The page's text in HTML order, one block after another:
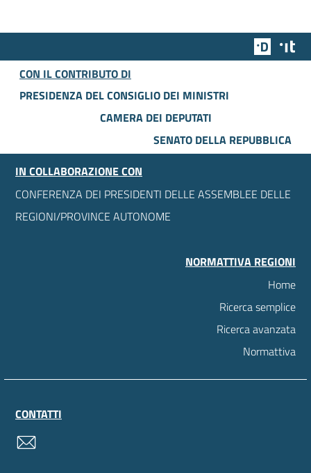
Team
CON IL CONTRIBUTO DI
PRESIDENZA DEL CONSIGLIO DEI MINISTRI
CAMERA DEI DEPUTATI
SENATO DELLA REPUBBLICA
IN COLLABORAZIONE CON
CONFERENZA DEI PRESIDENTI DELLE ASSEMBLEE DELLE
REGIONI/PROVINCE AUTONOME
NORMATTIVA REGIONI
Home
Ricerca semplice
Ricerca avanzata
Normattiva
CONTATTI